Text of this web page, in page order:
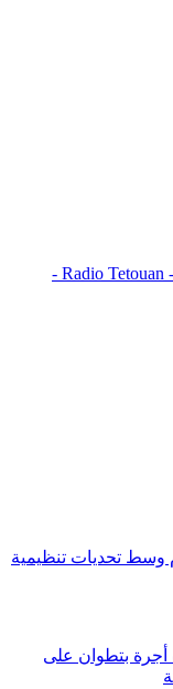
راديو تطوان - Radio Tetouan -
وسط تحديات تنظيمية
بتطوان على